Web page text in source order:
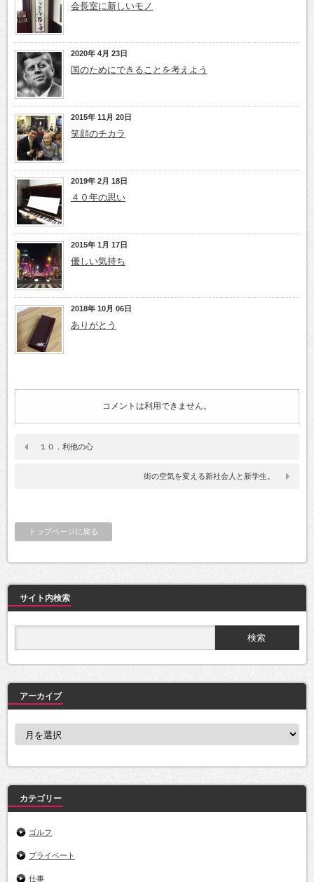
会長室に新しいモノ
2020年 4月 23日
国のためにできることを考えよう
2015年 11月 20日
笑顔のチカラ
2019年 2月 18日
４０年の思い
2015年 1月 17日
優しい気持ち
2018年 10月 06日
ありがとう
コメントは利用できません。
１０．利他の心
街の空気を変える新社会人と新学生。
トップページに戻る
サイト内検索
アーカイブ
ブ
カテゴリー
ゴルフ
プライベート
仕事